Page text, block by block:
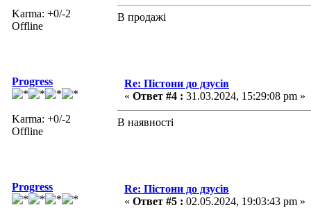
Karma: +0/-2
Offline
В продажі
Progress
Karma: +0/-2
Offline
Re: Пістони до дзусів
« Ответ #4 : 31.03.2024, 15:29:08 pm »
В наявності
Progress
Re: Пістони до дзусів
« Ответ #5 : 02.05.2024, 19:03:43 pm »